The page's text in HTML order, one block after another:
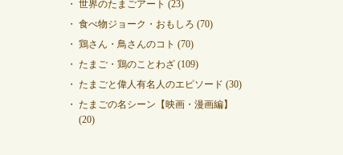
世界のたまごアート (23)
食べ物ジョーク・おもしろ (70)
鶏さん・鳥さんのコト (70)
たまご・鶏のことわざ (109)
たまごと偉人有名人のエピソード (30)
たまごの名シーン【映画・漫画編】
(20)